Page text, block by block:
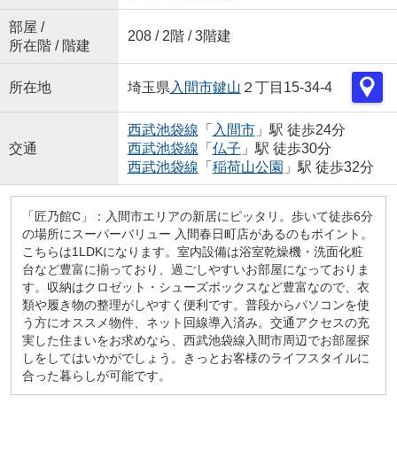
部屋 /
所在階 / 階建
208 / 2階 / 3階建
所在地 埼玉県 入間市鍵山 ２丁目15-34-4
交通
西武池袋線 「 入間市」駅 徒歩24分
西武池袋線 「 仏子 」駅 徒歩30分
西武池袋線 「 稲荷山公園 」駅 徒歩32分
「匠乃館C」：入間市エリアの新居にピッタリ。歩いて徒歩6分
の場所にスーパーバリュー 入間春日町店があるのもポイント。
こちらは1LDKになります。室内設備は浴室乾燥機・洗面化粧
台など豊富に揃っており、過ごしやすいお部屋になっておりま
す。収納はクロゼット・シューズボックスなど豊富なので、衣
類や履き物の整理がしやすく便利です。普段からパソコンを使
う方にオススメ物件、ネット回線導入済み。交通アクセスの充
実した住まいをお求めなら、西武池袋線入間市周辺でお部屋探
しをしてはいかがでしょう。きっとお客様のライフスタイルに
合った暮らしが可能です。